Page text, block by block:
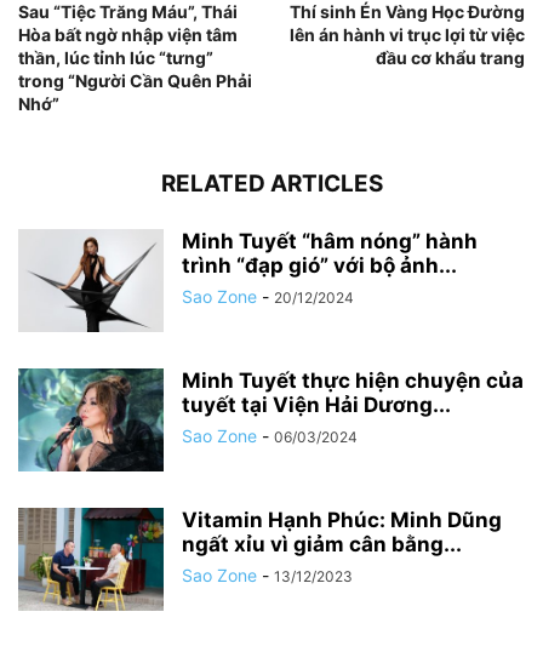
Sau “Tiệc Trăng Máu”, Thái
Hòa bất ngờ nhập viện tâm
thần, lúc tỉnh lúc “tưng”
trong “Người Cần Quên Phải
Nhớ”
Thí sinh Én Vàng Học Đường
lên án hành vi trục lợi từ việc
đầu cơ khẩu trang
RELATED ARTICLES
Minh Tuyết “hâm nóng” hành
trình “đạp gió” với bộ ảnh...
Sao Zone - 20/12/2024
Minh Tuyết thực hiện chuyện của
tuyết tại Viện Hải Dương...
Sao Zone - 06/03/2024
Vitamin Hạnh Phúc: Minh Dũng
ngất xỉu vì giảm cân bằng...
Sao Zone - 13/12/2023